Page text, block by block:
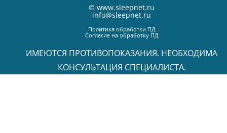
© www.sleepnet.ru
info@sleepnet.ru
Политика обработки ПД
Согласие на обработку ПД
ИМЕЮТСЯ ПРОТИВОПОКАЗАНИЯ. НЕОБХОДИМА
КОНСУЛЬТАЦИЯ СПЕЦИАЛИСТА.